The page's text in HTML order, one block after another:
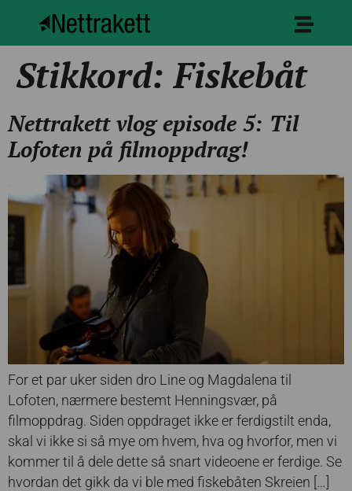
Stikkord:Fiskebåt
Nettrakett vlog episode 5: Til
Lofoten på filmoppdrag!
For et par uker siden dro Line og Magdalena til
Lofoten, nærmere bestemt Henningsvær, på
filmoppdrag. Siden oppdraget ikke er ferdigstilt enda,
skal vi ikke si så mye om hvem, hva og hvorfor, men vi
kommer til å dele dette så snart videoene er ferdige. Se
hvordan det gikk da vi ble med fiskebåten Skreien […]